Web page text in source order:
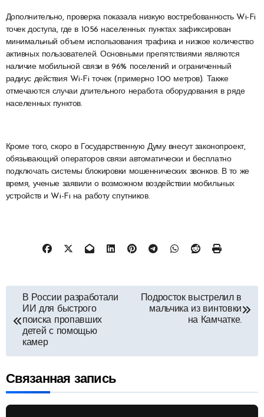
Дополнительно, проверка показала низкую востребованность Wi-Fi
точек доступа, где в 1056 населенных пунктах зафиксирован
минимальный объем использования трафика и низкое количество
активных пользователей. Основными препятствиями являются
наличие мобильной связи в 96% поселений и ограниченный
радиус действия Wi-Fi точек (примерно 100 метров). Также
отмечаются случаи длительного неработа оборудования в ряде
населенных пунктов.
Кроме того, скоро в Государственную Думу внесут законопроект,
обязывающий операторов связи автоматически и бесплатно
подключать системы блокировки мошеннических звонков. В то же
время, ученые заявили о возможном воздействии мобильных
устройств и Wi-Fi на работу спутников.
Навигация
по
записям
В России разработали
ИИ для быстрого
поиска пропавших
детей с помощью
камер
Подросток выстрелил в
мальчика из винтовки
на Камчатке.
Связанная запись